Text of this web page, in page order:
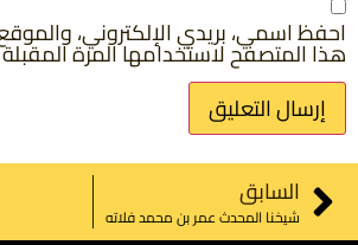
احفظ اسمي، بريدي الإلكتروني،
هذا المتصفح لاستخدامها المرة
السابق
شيخنا المحدث عمر بن محمد فلاته